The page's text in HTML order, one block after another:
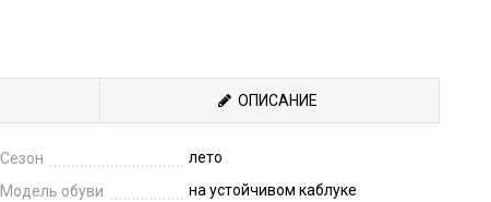
ОПИСАНИЕ
Сезон
лето
Модель обуви
на устойчивом каблуке